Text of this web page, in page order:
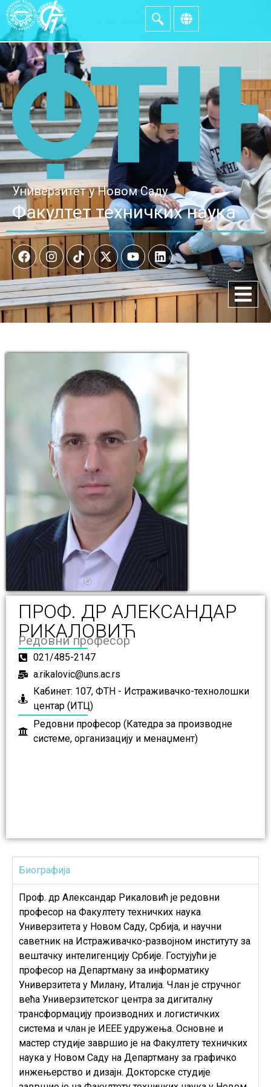
Универзитет у Новом Саду
Факултет техничких наука
ПРОФ. ДР АЛЕКСАНДАР
РИКАЛОВИЋ
Редовни професор
021/485-2147
a.rikalovic@uns.ac.rs
Кабинет: 107, ФТН - Истраживачко-технолошки
центар (ИТЦ)
Редовни професор (Катедра за производне
системе, организацију и менаџмент)
Биографија
Проф. др Александар Рикаловић је редовни
професор на Факултету техничких наука
Универзитета у Новом Саду, Србија, и научни
саветник на Истраживачко-развојном институту за
вештачку интелигенцију Србије. Гостујући је
професор на Департману за информатику
Универзитета у Милану, Италија. Члан је стручног
већа Универзитетског центра за дигиталну
трансформацију производних и логистичких
система и члан је ИЕЕЕ удружења. Основне и
мастер студије завршио је на Факултету техничких
наука у Новом Саду на Департману за графичко
инжењерство и дизајн. Докторске студије